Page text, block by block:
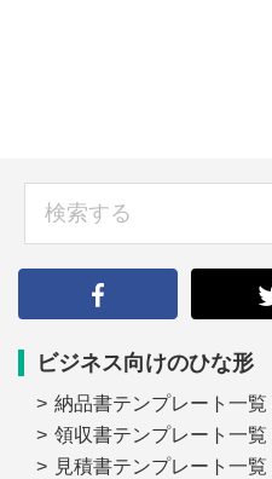
ビジネス向けのひな形
納品書テンプレート一覧
領収書テンプレート一覧
見積書テンプレート一覧